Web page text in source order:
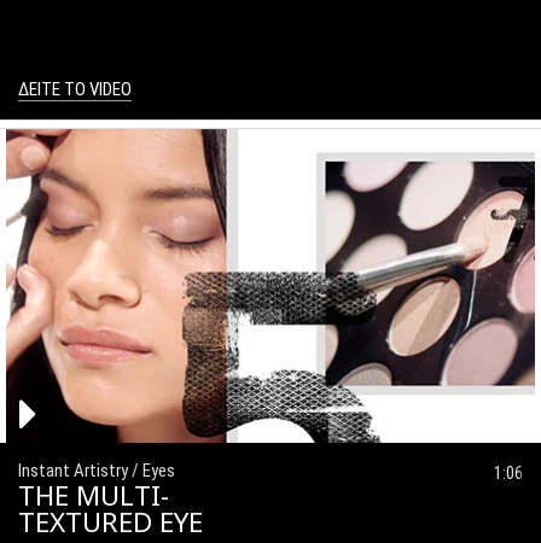
ΔΕΙΤΕ ΤΟ VIDEO
1:06
Instant Artistry / Eyes
THE MULTI-
TEXTURED EYE